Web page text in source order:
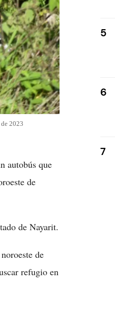
2023
autobús que
de
de Nayarit.
de
refugio en
5
6
7